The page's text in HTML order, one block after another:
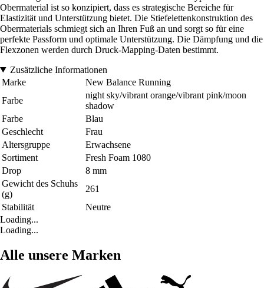
Obermaterial ist so konzipiert, dass es strategische Bereiche für
Elastizität und Unterstützung bietet. Die Stiefelettenkonstruktion des
Obermaterials schmiegt sich an Ihren Fuß an und sorgt so für eine
perfekte Passform und optimale Unterstützung. Die Dämpfung und die
Flexzonen werden durch Druck-Mapping-Daten bestimmt.
Zusätzliche Informationen
Marke
New Balance Running
Farbe
night sky/vibrant orange/vibrant pink/moon
shadow
Farbe
Blau
Geschlecht
Frau
Altersgruppe
Erwachsene
Sortiment
Fresh Foam 1080
Drop
8 mm
Gewicht des Schuhs
(g)
261
Stabilität
Neutre
Loading...
Loading...
Alle unsere Marken